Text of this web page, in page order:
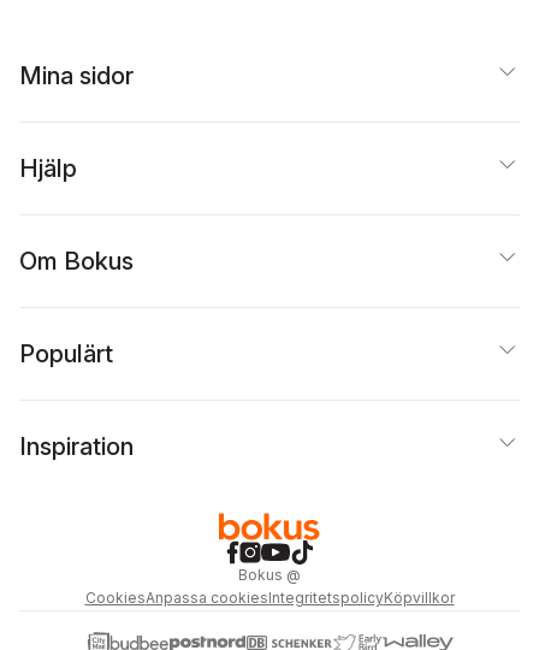
Mina sidor
Hjälp
Om Bokus
Populärt
Inspiration
Bokus @
CookiesAnpassa cookiesIntegritetspolicyKöpvillkor